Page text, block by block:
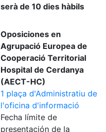
serà de 10 dies hàbils
Oposiciones en
Agrupació Europea de
Cooperació Territorial
Hospital de Cerdanya
(AECT-HC)
1 plaça d'Administratiu de
l'oficina d'informació
Fecha límite de
presentación de la